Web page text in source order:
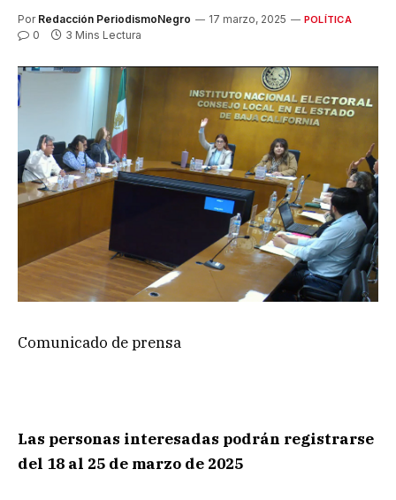
Por Redacción PeriodismoNegro 17 marzo, 2025 POLÍTICA
0 3 Mins Lectura
Comunicado de prensa
Las personas interesadas podrán registrarse
del 18 al 25 de marzo de 2025